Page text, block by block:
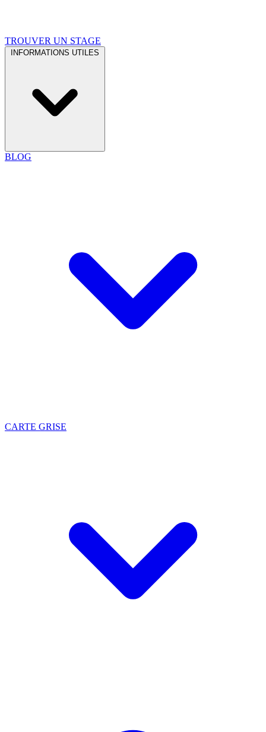
TROUVER UN STAGE
INFORMATIONS UTILES
BLOG
CARTE GRISE